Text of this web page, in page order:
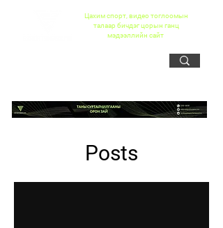
Цахим спорт, видео тоглоомын
талаар бичдэг цорын ганц
мэдээллийн сайт
Posts